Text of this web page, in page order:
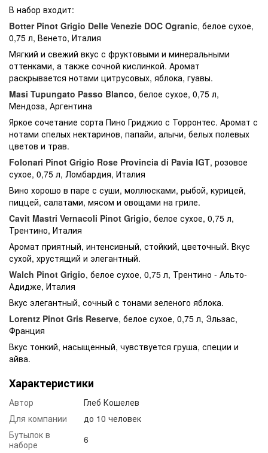
В набор входит:
Botter Pinot Grigio Delle Venezie DOC Ogranic, белое сухое,
0,75 л, Венето, Италия
Мягкий и свежий вкус с фруктовыми и минеральными
оттенками, а также сочной кислинкой. Аромат
раскрывается нотами цитрусовых, яблока, гуавы.
Masi Tupungato Passo Blanco, белое сухое, 0,75 л,
Мендоза, Аргентина
Яркое сочетание сорта Пино Гриджио с Торронтес. Аромат с
нотами спелых нектаринов, папайи, алычи, белых полевых
цветов и трав.
Folonari Pinot Grigio Rose Provincia di Pavia IGT, розовое
сухое, 0,75 л, Ломбардия, Италия
Вино хорошо в паре с суши, моллюсками, рыбой, курицей,
пиццей, салатами, мясом и овощами на гриле.
Cavit Mastri Vernacoli Pinot Grigio, белое сухое, 0,75 л,
Трентино, Италия
Аромат приятный, интенсивный, стойкий, цветочный. Вкус
сухой, хрустящий и элегантный.
Walch Pinot Grigio, белое сухое, 0,75 л, Трентино - Альто-
Адидже, Италия
Вкус элегантный, сочный с тонами зеленого яблока.
Lorentz Pinot Gris Reserve, белое сухое, 0,75 л, Эльзас,
Франция
Вкус тонкий, насыщенный, чувствуется груша, специи и
айва.
Характеристики
Автор
Глеб Кошелев
Для компании
до 10 человек
Бутылок в
наборе
6